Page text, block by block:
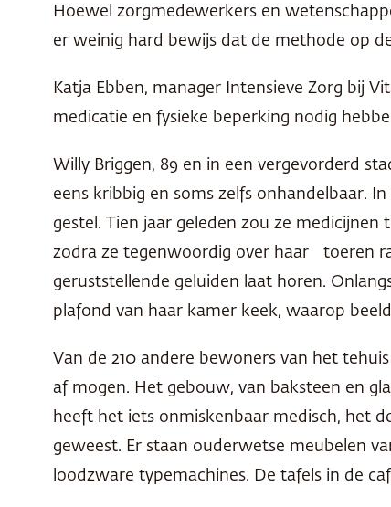
Hoewel zorgmedewerkers en
er weinig hard bewijs dat de methode op
Katja Ebben, manager Intensieve Zorg bij
medicatie en fysieke beperking nodig
Willy Briggen, 89 en in een vergevorderd
eens kribbig en soms zelfs onhandelbaar.
gestel. Tien jaar geleden zou ze
zodra ze tegenwoordig over haar toeren
geruststellende geluiden laat horen.
plafond van haar kamer keek, waarop
Van de 210 andere bewoners van het
af mogen. Het gebouw, van baksteen en
heeft het iets onmiskenbaar medisch, het
geweest. Er staan ouderwetse meubelen
loodzware typemachines. De tafels in de